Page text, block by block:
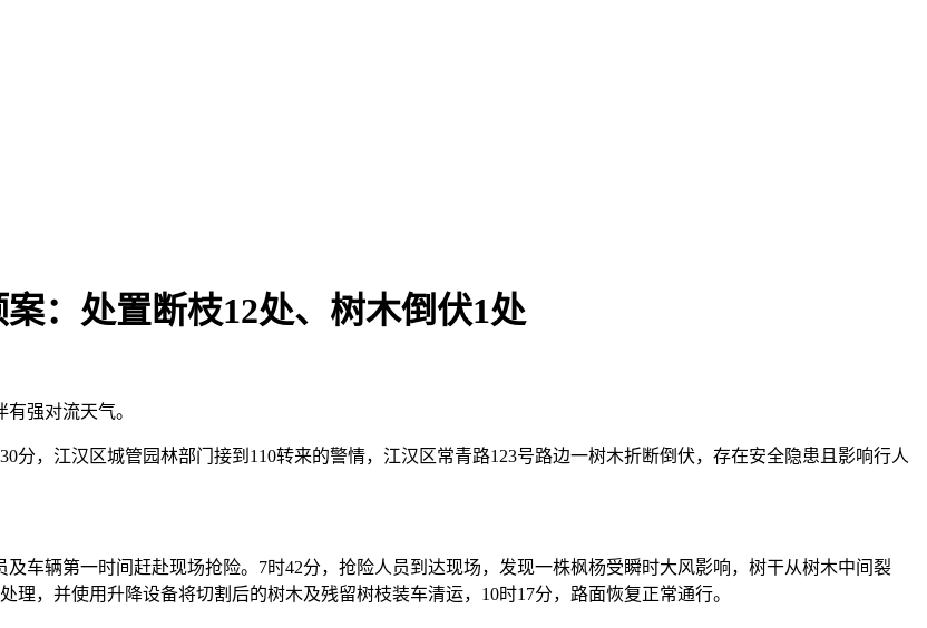
：处置断枝12处、树木倒伏1处
强对流天气。
分，江汉区城管园林部门接到110转来的警情，江汉区常青路123号路边一树木折断倒伏，存在安全隐患且影响行人
车辆第一时间赶赴现场抢险。7时42分，抢险人员到达现场，发现一株枫杨受瞬时大风影响，树干从树木中间裂
，并使用升降设备将切割后的树木及残留树枝装车清运，10时17分，路面恢复正常通行。